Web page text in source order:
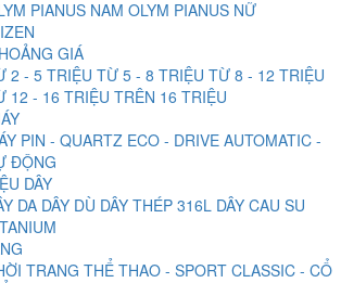
PIANUS NAM OLYM PIANUS NỮ
GIÁ
2 - 5 TRIỆU TỪ 5 - 8 TRIỆU TỪ 8 - 12 TRIỆU
12 - 16 TRIỆU TRÊN 16 TRIỆU
PIN - QUARTZ ECO - DRIVE AUTOMATIC -
ĐỘNG
DÂY
DA DÂY DÙ DÂY THÉP 316L DÂY CAU SU
TRANG THỂ THAO - SPORT CLASSIC - CỔ